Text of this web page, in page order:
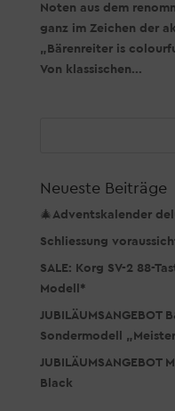
Noten aus dem
ganz im Zeichen der
„Bärenreiter is
Von klassischen...
Neueste Beiträge
🎄Adventskalender
Schliessung
SALE: Korg SV-2 88-
Modell*
JUBILÄUMSANGEBOT
Sondermodell
JUBILÄUMSANGEBOT
Black